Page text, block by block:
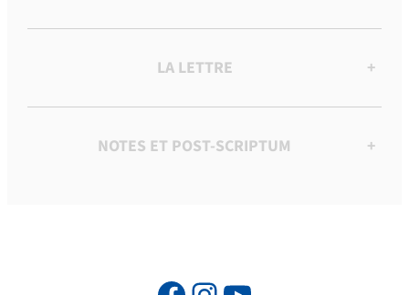
LA LETTRE +
NOTES ET POST-SCRIPTUM +